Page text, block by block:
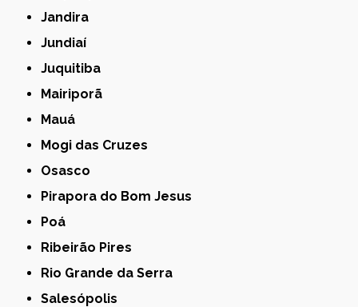
Jandira
Jundiaí
Juquitiba
Mairiporã
Mauá
Mogi das Cruzes
Osasco
Pirapora do Bom Jesus
Poá
Ribeirão Pires
Rio Grande da Serra
Salesópolis